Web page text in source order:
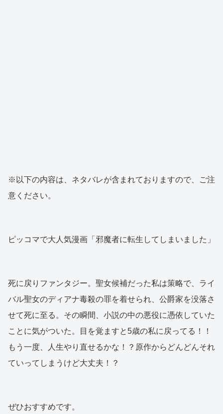
※以下の内容は、ネタバレが含まれておりますので、ご注
意ください。
ピッコマで大人気漫画「邪魔者に転生してしまいました」
死に戻りファンタジー。聖女候補だった私は策略で、ライ
バル聖女のディアナ毒殺の罪を着せられ、公爵家を没落さ
せて死に至る。その瞬間、小説の中の悪役に憑依していた
ことに気がついた。目を覚ますと5歳の私に戻ってる！！
もう一度、人生やり直せるかな！？原作からどんどんそれ
ていってしまうけど大丈夫！？
ぜひおすすめです。